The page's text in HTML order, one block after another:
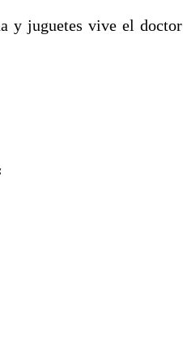
y juguetes vive el doctor